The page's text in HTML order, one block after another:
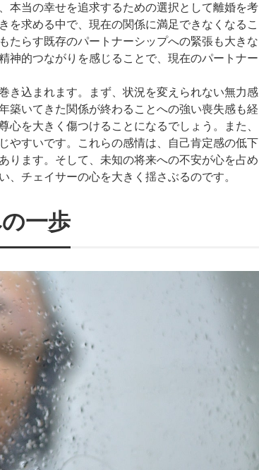
本当の幸せを追求するための選択として離婚を考
を求める中で、現在の関係に満足できなくなるこ
たらす既存のパートナーシップへの緊張も大きな
神的つながりを感じることで、現在のパートナー
き込まれます。まず、状況を変えられない無力感
築いてきた関係が終わることへの強い喪失感も経
を大きく傷つけることになるでしょう。また、
やすいです。これらの感情は、自己肯定感の低下
ります。そして、未知の将来への不安が心を占め
、チェイサーの心を大きく揺さぶるのです。
一歩